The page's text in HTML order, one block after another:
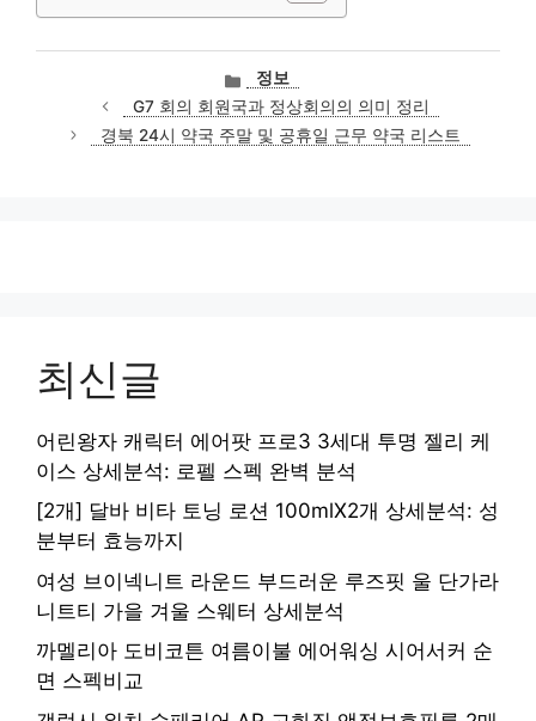
카
테
고
리
정보
G7 회의 회원국과 정상회의의 의미 정리
경북 24시 약국 주말 및 공휴일 근무 약국 리스트
최신글
어린왕자 캐릭터 에어팟 프로3 3세대 투명 젤리 케
이스 상세분석: 로펠 스펙 완벽 분석
[2개] 달바 비타 토닝 로션 100mlX2개 상세분석: 성
분부터 효능까지
여성 브이넥니트 라운드 부드러운 루즈핏 울 단가라
니트티 가을 겨울 스웨터 상세분석
까멜리아 도비코튼 여름이불 에어워싱 시어서커 순
면 스펙비교